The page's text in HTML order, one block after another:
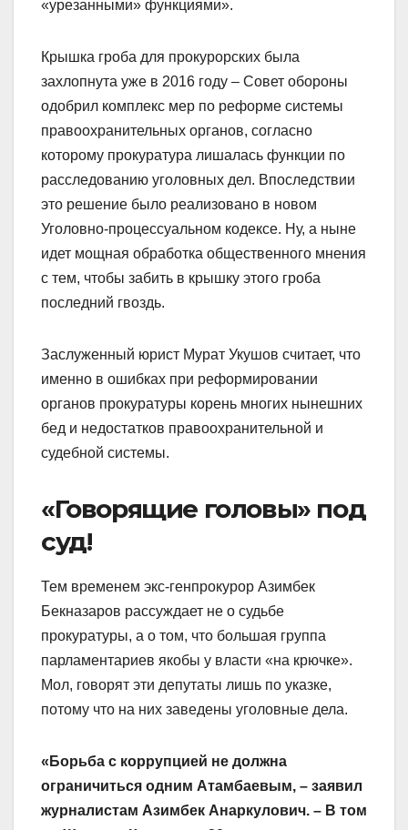
«урезанными» функциями».
Крышка гроба для прокурорских была
захлопнута уже в 2016 году – Совет обороны
одобрил комплекс мер по реформе системы
правоохранительных органов, согласно
которому прокуратура лишалась функции по
расследованию уголовных дел. Впоследствии
это решение было реализовано в новом
Уголовно-процессуальном кодексе. Ну, а ныне
идет мощная обработка общественного мнения
с тем, чтобы забить в крышку этого гроба
последний гвоздь.
Заслуженный юрист Мурат Укушов считает, что
именно в ошибках при реформировании
органов прокуратуры корень многих нынешних
бед и недостатков правоохранительной и
судебной системы.
«Говорящие головы» под
суд!
Тем временем экс-ген­прокурор Азимбек
Бекназаров рассуждает не о судьбе
прокуратуры, а о том, что большая группа
парламентариев якобы у власти «на крючке».
Мол, говорят эти депутаты лишь по указке,
потому что на них заведены уголовные дела.
«Борьба с коррупцией не должна
ограничиться одним Атамбаевым, – заявил
журналистам Азимбек Анаркулович. – В том